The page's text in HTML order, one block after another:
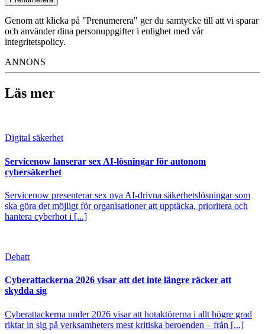
Genom att klicka på "Prenumerera" ger du samtycke till att vi sparar
och använder dina personuppgifter i enlighet med vår
integritetspolicy.
ANNONS
Läs mer
Digital säkerhet
Servicenow lanserar sex AI-lösningar för autonom
cybersäkerhet
Servicenow presenterar sex nya AI-drivna säkerhetslösningar som
ska göra det möjligt för organisationer att upptäcka, prioritera och
hantera cyberhot i [...]
Debatt
Cyberattackerna 2026 visar att det inte längre räcker att
skydda sig
Cyberattackerna under 2026 visar att hotaktörerna i allt högre grad
riktar in sig på verksamheters mest kritiska beroenden – från [...]